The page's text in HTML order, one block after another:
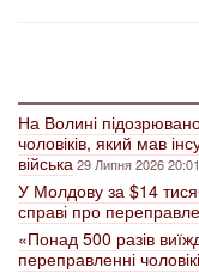
На Волині
чоловіків, який мав
війська29 Липня 2026 20:01
У Молдову за $14
справі про
«Понад 500 разів
переправленні